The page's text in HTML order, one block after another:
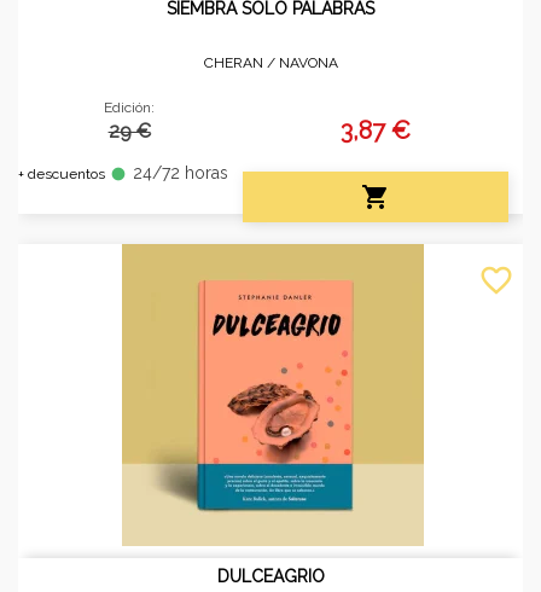
SIEMBRA SOLO PALABRAS
CHERAN / NAVONA
Edición:
29 €
+ descuentos fiber_manual_record 24/72 horas
3,87 €

DULCEAGRIO
favorite_border